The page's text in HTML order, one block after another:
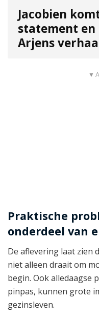
Jacobien
statement
Arjens
▼
Praktische
onderdeel van
De aflevering laat zien
niet alleen draait om
begin. Ook alledaagse
pinpas, kunnen grote
gezinsleven.